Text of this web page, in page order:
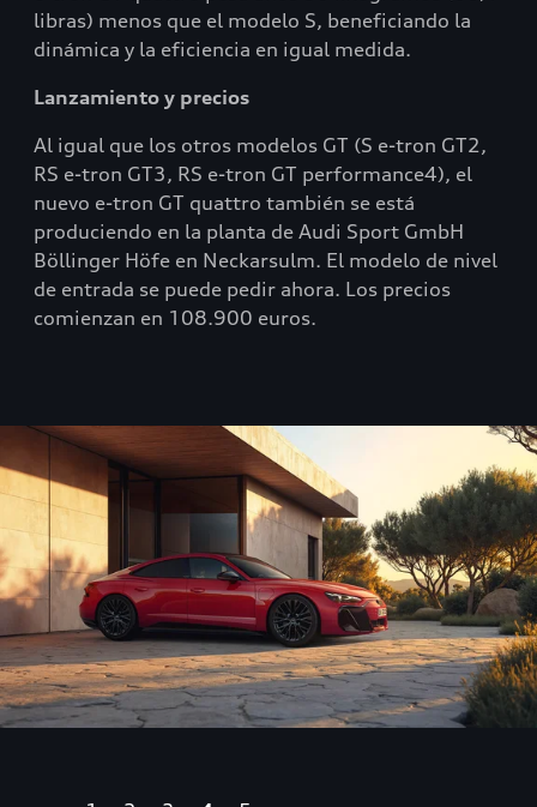
libras) menos que el modelo S, beneficiando la
dinámica y la eficiencia en igual medida.
Lanzamiento y precios
Al igual que los otros modelos GT (S e-tron GT2,
RS e-tron GT3, RS e-tron GT performance4), el
nuevo e-tron GT quattro también se está
produciendo en la planta de Audi Sport GmbH
Böllinger Höfe en Neckarsulm. El modelo de nivel
de entrada se puede pedir ahora. Los precios
comienzan en 108.900 euros.